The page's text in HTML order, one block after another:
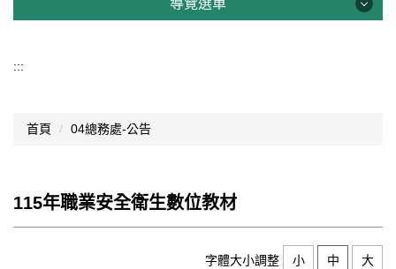
導覽選單
認識西松
文件資料
:::
首頁 04總務處-公告
115年職業安全衛生數位教材
字體大小調整 小 中
大